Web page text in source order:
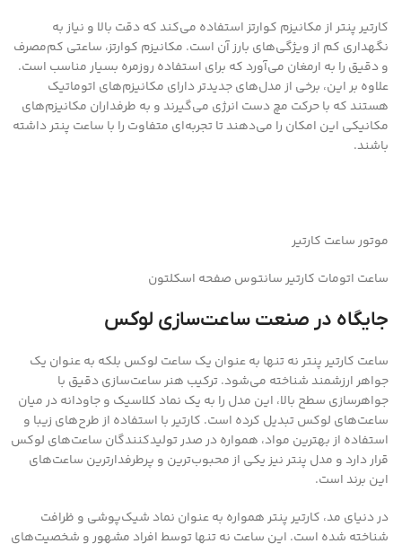
کارتیر پنتر از مکانیزم کوارتز استفاده می‌کند که دقت بالا و نیاز به
نگهداری کم از ویژگی‌های بارز آن است. مکانیزم کوارتز، ساعتی کم‌مصرف
و دقیق را به ارمغان می‌آورد که برای استفاده روزمره بسیار مناسب است.
علاوه بر این، برخی از مدل‌های جدیدتر دارای مکانیزم‌های اتوماتیک
هستند که با حرکت مچ دست انرژی می‌گیرند و به طرفداران مکانیزم‌های
مکانیکی این امکان را می‌دهند تا تجربه‌ای متفاوت را با ساعت پنتر داشته
باشند.
موتور ساعت کارتیر
ساعت اتومات کارتیر سانتوس صفحه اسکلتون
جایگاه در صنعت ساعت‌سازی لوکس
ساعت کارتیر پنتر نه تنها به عنوان یک ساعت لوکس بلکه به عنوان یک
جواهر ارزشمند شناخته می‌شود. ترکیب هنر ساعت‌سازی دقیق با
جواهرسازی سطح بالا، این مدل را به یک نماد کلاسیک و جاودانه در میان
ساعت‌های لوکس تبدیل کرده است. کارتیر با استفاده از طرح‌های زیبا و
استفاده از بهترین مواد، همواره در صدر تولیدکنندگان ساعت‌های لوکس
قرار دارد و مدل پنتر نیز یکی از محبوب‌ترین و پرطرفدارترین ساعت‌های
این برند است.
در دنیای مد، کارتیر پنتر همواره به عنوان نماد شیک‌پوشی و ظرافت
شناخته شده است. این ساعت نه تنها توسط افراد مشهور و شخصیت‌های